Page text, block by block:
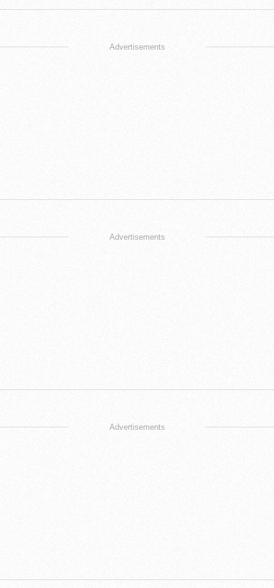
Advertisements
Advertisements
Advertisements